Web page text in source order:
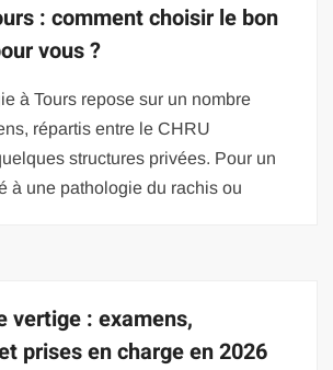
: comment choisir le bon
vous ?
à Tours repose sur un nombre
répartis entre le CHRU
structures privées. Pour un
à une pathologie du rachis ou
vertige : examens,
prises en charge en 2026